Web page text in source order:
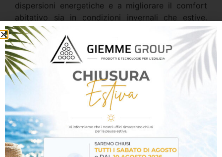
dispersioni energetiche e a migliorare il comfort
abitativo sia in condizioni invernali che estive.
L’alta densità del materiale permette inoltre un
efficace controllo del surriscaldamento estivo e
una maggiore inerzia termica dell’involucro
edilizio.
Dal punto di vista della sicurezza, il pannello è
Euroclasse A1 secondo EN 13501-1
risultando completamente incombustibile e idoneo
per applicazioni con elevati requisiti di protezione
antincendio.
La struttura in lana di roccia garantisce inoltre